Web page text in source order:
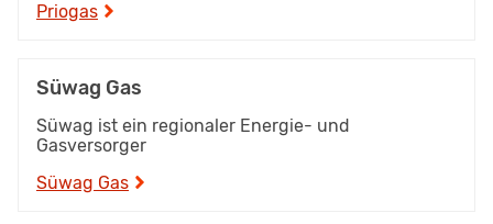
Priogas
Süwag Gas
Süwag ist ein regionaler Energie- und
Gasversorger
Süwag Gas